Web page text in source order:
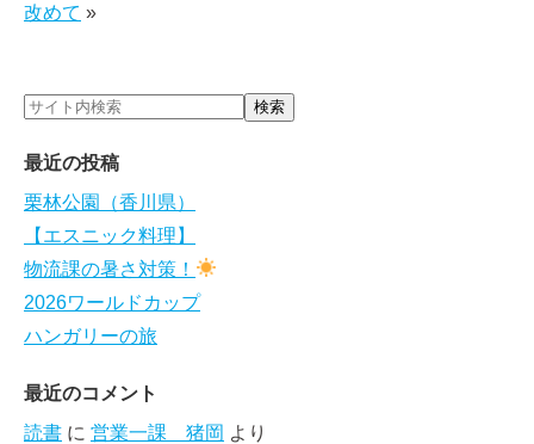
改めて »
最近の投稿
栗林公園（香川県）
【エスニック料理】
物流課の暑さ対策！
2026ワールドカップ
ハンガリーの旅
最近のコメント
読書 に 営業一課 猪岡 より